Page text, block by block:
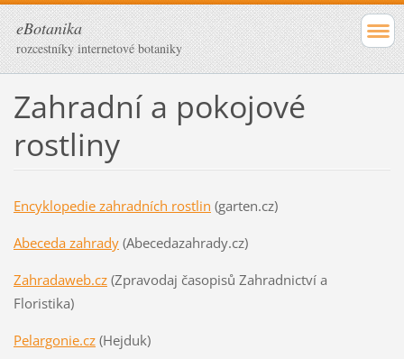
eBotanika
rozcestníky internetové botaniky
Zahradní a pokojové
rostliny
Encyklopedie zahradních rostlin (garten.cz)
Abeceda zahrady(Abecedazahrady.cz)
Zahradaweb.cz(Zpravodaj časopisů Zahradnictví a
Floristika)
Pelargonie.cz(Hejduk)